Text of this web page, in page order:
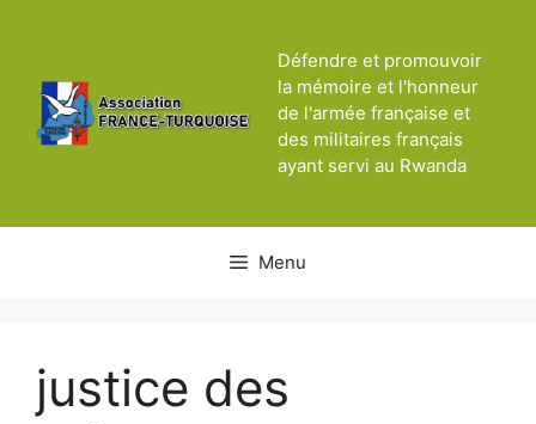
Défendre et promouvoir
la mémoire et l'honneur
de l'armée française et
des militaires français
ayant servi au Rwanda
Menu
justice des